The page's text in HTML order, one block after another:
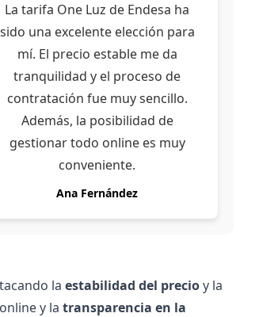
La tarifa One Luz de Endesa ha
sido una excelente elección para
mí. El precio estable me da
tranquilidad y el proceso de
contratación fue muy sencillo.
Además, la posibilidad de
gestionar todo online es muy
conveniente.
Ana Fernández
la estabilidad del precioy la
y la transparencia en la